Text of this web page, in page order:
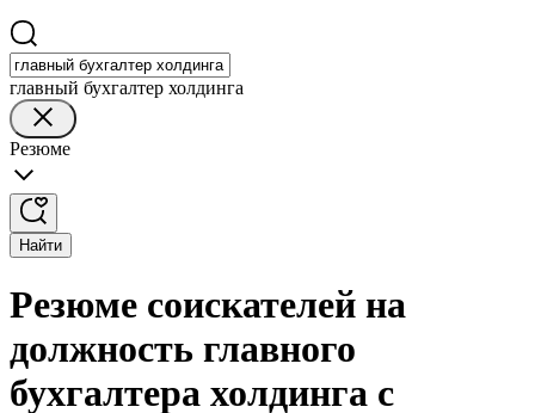
главный бухгалтер холдинга
Резюме
Найти
Резюме соискателей на
должность главного
бухгалтера холдинга с